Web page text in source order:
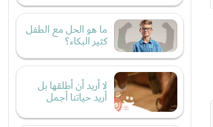
ما هو الحل مع الطفل
كثير البكاء؟
لا أريد أن أطلقها بل
أريد حياتنا أجمل